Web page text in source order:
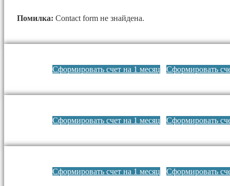
Помилка: Contact form не знайдена.
Сформировать счет на 1 месяц Сформировать
Сформировать счет на 1 месяц Сформировать
Сформировать счет на 1 месяц Сформировать